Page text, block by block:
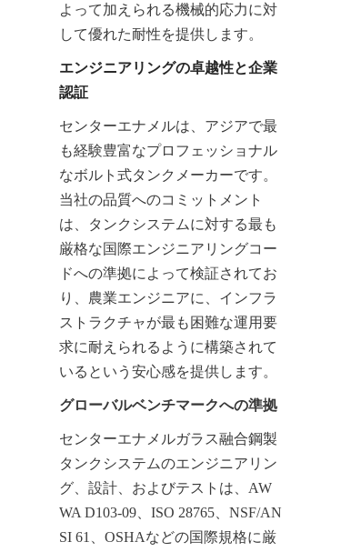
よって加えられる機械的応力に対
して優れた耐性を提供します。
エンジニアリングの卓越性と企業
認証
センターエナメルは、アジアで最
も経験豊富なプロフェッショナル
なボルト式タンクメーカーです。
当社の品質へのコミットメント
は、タンクシステムに対する最も
厳格な国際エンジニアリングコー
ドへの準拠によって検証されてお
り、農業エンジニアに、インフラ
ストラクチャが最も困難な運用要
求に耐えられるように構築されて
いるという安心感を提供します。
グローバルベンチマークへの準拠
センターエナメルガラス融合鋼製
タンクシステムのエンジニアリン
グ、設計、およびテストは、AW
WA D103-09、ISO 28765、NSF/AN
SI 61、OSHAなどの国際規格に厳